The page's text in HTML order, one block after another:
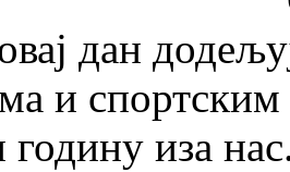
дан
и спортским
иза